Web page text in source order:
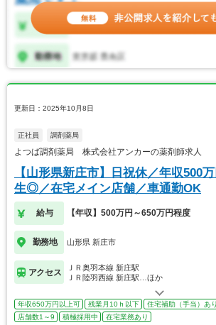
更新日：2025年10月8日
正社員 調剤薬局
よつば調剤薬局 株式会社アンカーの薬剤師求人
【山形県新庄市】日祝休／年収500
生◎／在宅メイン店舗／車通勤OK
給与 【年収】500万円～650万円程度
勤務地 山形県 新庄市
アクセス
ＪＲ奥羽本線 新庄駅
ＪＲ陸羽西線 新庄駅…ほか
年収650万円以上可 残業月10ｈ以下 住宅補助（手当）あり
店舗数1～9
積極採用中 在宅業務あり